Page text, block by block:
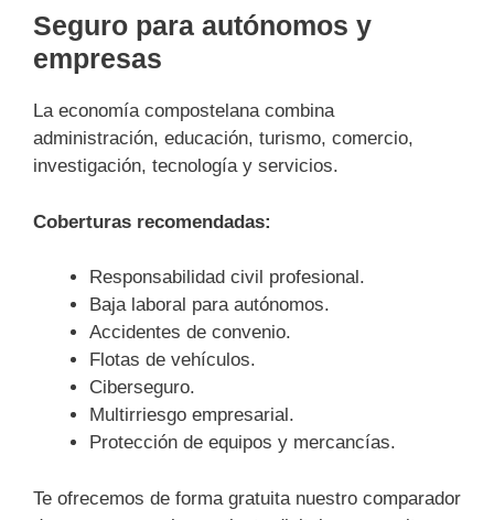
Seguro para autónomos y
empresas
La economía compostelana combina
administración, educación, turismo, comercio,
investigación, tecnología y servicios.
Coberturas recomendadas:
Responsabilidad civil profesional.
Baja laboral para autónomos.
Accidentes de convenio.
Flotas de vehículos.
Ciberseguro.
Multirriesgo empresarial.
Protección de equipos y mercancías.
Te ofrecemos de forma gratuita nuestro comparador